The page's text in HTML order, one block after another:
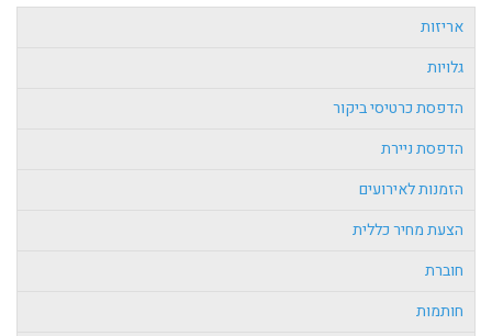
אריזות
גלויות
הדפסת כרטיסי ביקור
הדפסת ניירת
הזמנות לאירועים
הצעת מחיר כללית
חוברת
חותמות